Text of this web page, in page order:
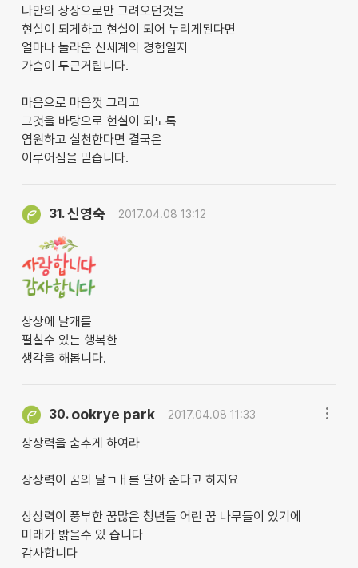
나만의 상상으로만 그려오던것을
현실이 되게하고 현실이 되어 누리게된다면
얼마나 놀라운 신세계의 경험일지
가슴이 두근거립니다.
마음으로 마음껏 그리고
그것을 바탕으로 현실이 되도록
염원하고 실천한다면 결국은
이루어짐을 믿습니다.
31.신영숙 2017.04.08 13:12
상상에 날개를
펼칠수 있는 행복한
생각을 해봅니다.
30. ookrye park 2017.04.08 11:33
상상력을 춤추게 하여라
상상력이 꿈의 날ㄱㅐ를 달아 준다고 하지요
상상력이 풍부한 꿈많은 청년들 어린 꿈 나무들이 있기에
미래가 밝을수 있 습니다
감사합니다